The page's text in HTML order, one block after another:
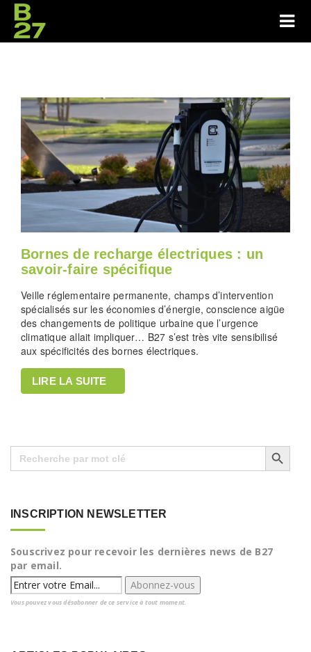
Bornes de recharge électriques : un
savoir-faire spécifique
Veille réglementaire permanente, champs d’intervention
spécialisés sur les économies d’énergie, conscience aigüe
des changements de politique urbaine que l’urgence
climatique allait impliquer… B27 s’est très vite sensibilisé
aux spécificités des bornes électriques.
LIRE LA SUITE
Search
for:
Search Button
INSCRIPTION NEWSLETTER
Souscrivez pour recevoir les dernières news de B27
par email.
Vous pouvez vous désabonner de ce service à tout moment.